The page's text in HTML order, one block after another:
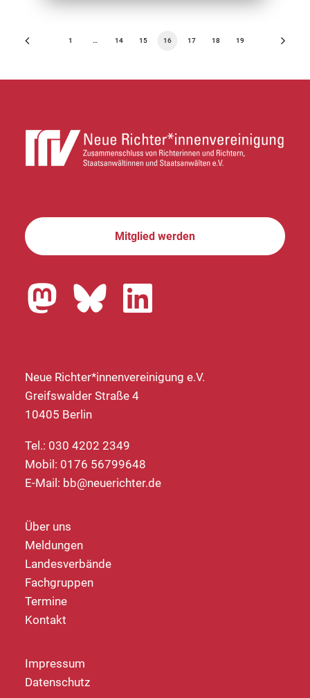
1 … 14 15 16 17 18 19
Mitglied werden
Neue Richter*innenvereinigung e.V.
Greifswalder Straße 4
10405 Berlin
Tel.: 030 4202 2349
Mobil: 0176 56799648
E-Mail: bb@neuerichter.de
Über uns
Meldungen
Landesverbände
Fachgruppen
Termine
Kontakt
Impressum
Datenschutz